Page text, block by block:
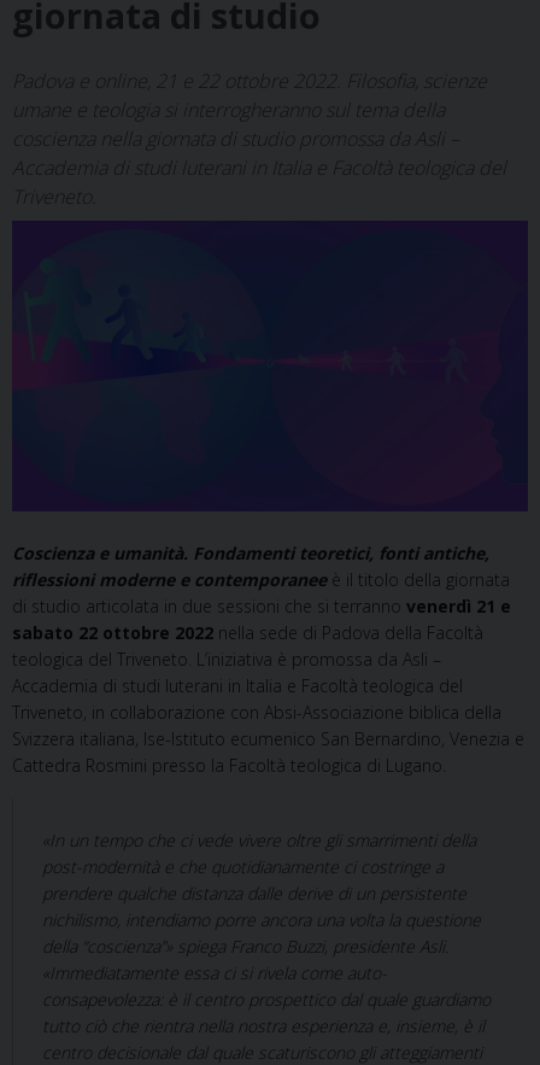
giornata di studio
Padova e online, 21 e 22 ottobre 2022. Filosofia, scienze
umane e teologia si interrogheranno sul tema della
coscienza nella giornata di studio promossa da Asli –
Accademia di studi luterani in Italia e Facoltà teologica del
Triveneto.
Coscienza e umanità. Fondamenti teoretici, fonti antiche,
riflessioni moderne e contemporaneeè il titolo della giornata
di studio articolata in due sessioni che si terranno venerdì 21 e
sabato 22 ottobre 2022 nella sede di Padova della Facoltà
teologica del Triveneto. L’iniziativa è promossa da Asli –
Accademia di studi luterani in Italia e Facoltà teologica del
Triveneto, in collaborazione con Absi-Associazione biblica della
Svizzera italiana, Ise-Istituto ecumenico San Bernardino, Venezia e
Cattedra Rosmini presso la Facoltà teologica di Lugano.
«In un tempo che ci vede vivere oltre gli smarrimenti della
post-modernità e che quotidianamente ci costringe a
prendere qualche distanza dalle derive di un persistente
nichilismo, intendiamo porre ancora una volta la questione
della “coscienza”» spiega Franco Buzzi, presidente Asli.
«Immediatamente essa ci si rivela come auto-
consapevolezza: è il centro prospettico dal quale guardiamo
tutto ciò che rientra nella nostra esperienza e, insieme, è il
centro decisionale dal quale scaturiscono gli atteggiamenti